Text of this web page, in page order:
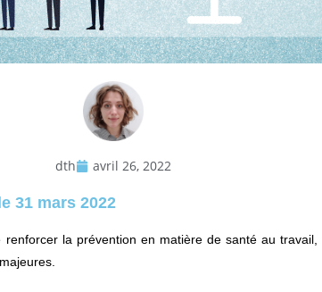
dth avril 26, 2022
31 mars 2022
la prévention en matière de santé au